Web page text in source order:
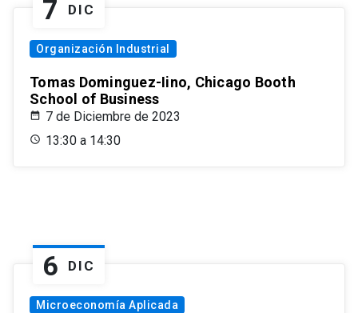
7 DIC
Organización Industrial
Tomas Dominguez-Iino, Chicago Booth
School of Business
7 de Diciembre de 2023
13:30 a 14:30
6 DIC
Microeconomía Aplicada